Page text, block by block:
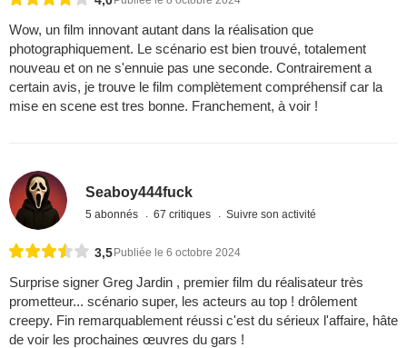
Wow, un film innovant autant dans la réalisation que
photographiquement. Le scénario est bien trouvé, totalement
nouveau et on ne s'ennuie pas une seconde. Contrairement a
certain avis, je trouve le film complètement compréhensif car la
mise en scene est tres bonne. Franchement, à voir !
Seaboy444fuck
5 abonnés 67 critiques Suivre son activité
3,5Publiée le 6 octobre 2024
Surprise signer Greg Jardin , premier film du réalisateur très
prometteur... scénario super, les acteurs au top ! drôlement
creepy. Fin remarquablement réussi c'est du sérieux l'affaire, hâte
de voir les prochaines œuvres du gars !